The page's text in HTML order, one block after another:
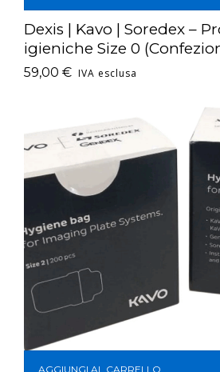
Dexis | Kavo | Soredex –
igieniche Size 0
59,00 € IVA esclusa
AGGIUNGI AL CARRELLO